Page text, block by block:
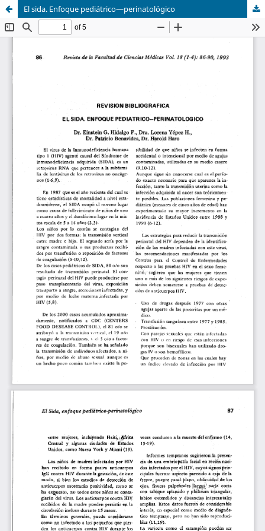
El sida. Enfoque pediátrico—perinatológico